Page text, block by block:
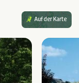
Auf der Karte